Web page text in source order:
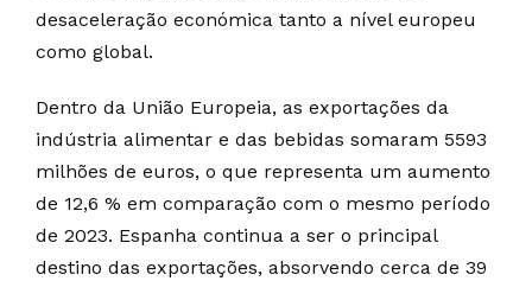
desaceleração económica tanto a nível europeu
como global.
Dentro da União Europeia, as exportações da
indústria alimentar e das bebidas somaram 5593
milhões de euros, o que representa um aumento
de 12,6 % em comparação com o mesmo período
de 2023. Espanha continua a ser o principal
destino das exportações, absorvendo cerca de 39